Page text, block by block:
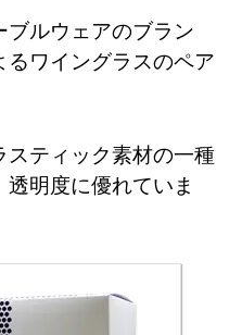
ルウェアのブラン
るワイングラスのペア
ティック素材の一種
明度に優れていま